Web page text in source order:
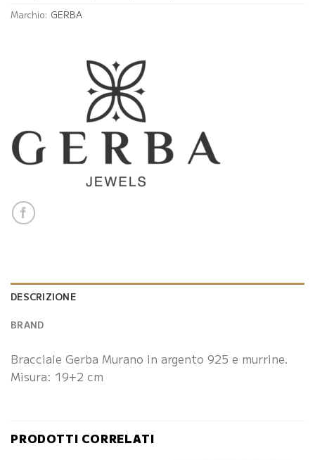
Marchio: GERBA
DESCRIZIONE
BRAND
Bracciale Gerba Murano in argento 925 e murrine.
Misura: 19+2 cm
PRODOTTI CORRELATI